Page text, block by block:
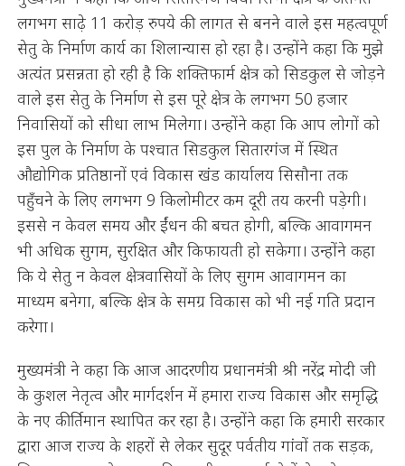
लगभग साढ़े 11 करोड़ रुपये की लागत से बनने वाले इस महत्वपूर्ण
सेतु के निर्माण कार्य का शिलान्यास हो रहा है। उन्होंने कहा कि मुझे
अत्यंत प्रसन्नता हो रही है कि शक्तिफार्म क्षेत्र को सिडकुल से जोड़ने
वाले इस सेतु के निर्माण से इस पूरे क्षेत्र के लगभग 50 हजार
निवासियों को सीधा लाभ मिलेगा। उन्होंने कहा कि आप लोगों को
इस पुल के निर्माण के पश्चात सिडकुल सितारगंज में स्थित
औद्योगिक प्रतिष्ठानों एवं विकास खंड कार्यालय सिसौना तक
पहुँचने के लिए लगभग 9 किलोमीटर कम दूरी तय करनी पड़ेगी।
इससे न केवल समय और ईंधन की बचत होगी, बल्कि आवागमन
भी अधिक सुगम, सुरक्षित और किफायती हो सकेगा। उन्होंने कहा
कि ये सेतु न केवल क्षेत्रवासियों के लिए सुगम आवागमन का
माध्यम बनेगा, बल्कि क्षेत्र के समग्र विकास को भी नई गति प्रदान
करेगा।
मुख्यमंत्री ने कहा कि आज आदरणीय प्रधानमंत्री श्री नरेंद्र मोदी जी
के कुशल नेतृत्व और मार्गदर्शन में हमारा राज्य विकास और समृद्धि
के नए कीर्तिमान स्थापित कर रहा है। उन्होंने कहा कि हमारी सरकार
द्वारा आज राज्य के शहरों से लेकर सुदूर पर्वतीय गांवों तक सड़क,